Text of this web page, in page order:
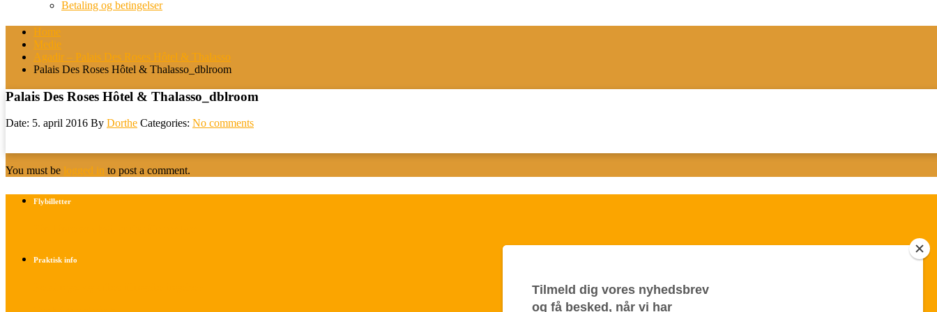
Betaling og betingelser
Home
Medie
Agadir – Palais Des Roses Hôtel & Thalasso
Palais Des Roses Hôtel & Thalasso_dblroom
Palais Des Roses Hôtel & Thalasso_dblroom
Date: 5. april 2016 By Dorthe Categories: No comments
You must be logged in to post a comment.
Flybilletter
Praktisk info